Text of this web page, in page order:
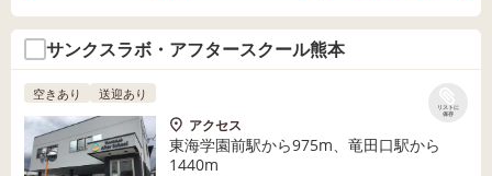
サンクスラボ・アフタースクール熊本
リストに
保存
空きあり 送迎あり
アクセス
東海学園前駅から975m、竜田口駅から
1440m